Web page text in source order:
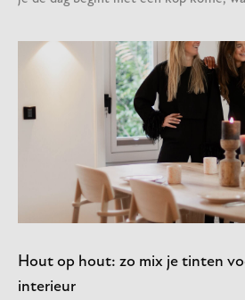
Hout op hout: zo mix je tinten
interieur